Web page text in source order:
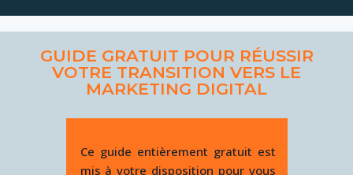
GUIDE GRATUIT POUR RÉUSSIR
VOTRE TRANSITION VERS LE
MARKETING DIGITAL
Ce guide entièrement gratuit est
mis à votre disposition pour vous